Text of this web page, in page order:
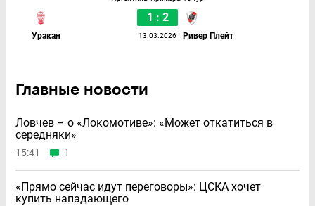
Уракан
1 : 2
13.03.2026 Ривер Плейт
Главные новости
Ловчев – о «Локомотиве»: «Может откатиться в
середняки»
15:41 1
«Прямо сейчас идут переговоры»: ЦСКА хочет
купить нападающего